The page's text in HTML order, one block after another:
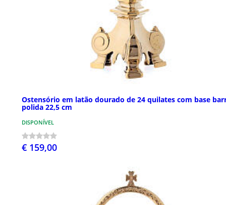
Ostensório em latão dourado de 24 quilates com base
polida 22,5 cm
DISPONÍVEL
€ 159,00